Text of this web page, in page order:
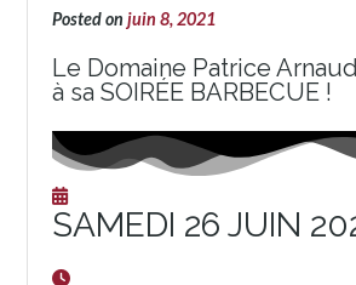
Posted on juin 8, 2021
Le Domaine Patrice
à sa SOIRÉE BARBECUE !
SAMEDI 26 JUIN